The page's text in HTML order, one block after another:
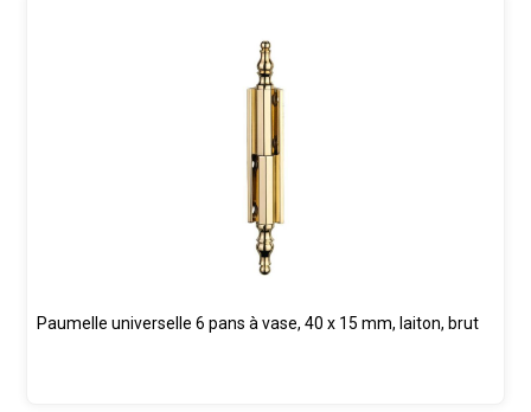
Paumelle universelle 6 pans à vase, 40 x 15 mm, laiton, brut